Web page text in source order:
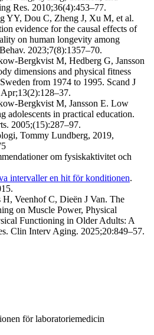
Res. 2010;36(4):453–77.
YY, Dou C, Zheng J, Xu M, et al.
evidence for the causal effects of
on human longevity among
2023;7(8):1357–70.
Bergkvist M, Hedberg G, Jansson
dimensions and physical fitness
from 1974 to 1995. Scand J
Bergkvist M, Jansson E. Low
adolescents in practical education.
2005;(15):287–97.
Tommy Lundberg, 2019,
om fysiskaktivitet och
intervaller en hit för konditionen.
Veenhof C, Dieën J Van. The
on Muscle Power, Physical
Functioning in Older Adults: A
Clin Interv Aging. 2025;20:849–57.
för laboratoriemedicin